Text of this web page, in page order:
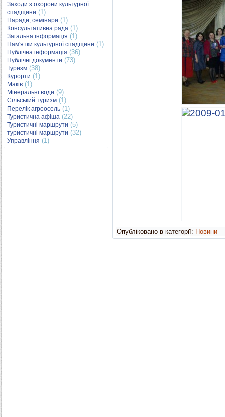
Заходи з охорони культурної
спадщини (1)
Наради, семінари (1)
Консультативна рада (1)
Загальна інформація (1)
Пам'ятки культурної спадщини (1)
Публічна інформація (36)
Публічні документи (73)
Туризм (38)
Курорти (1)
Маків (1)
Мінеральні води (9)
Сільський туризм (1)
Перелік агроосель (1)
Туристична афіша (22)
Туристичні маршрути (5)
туристичні маршрути (32)
Управління (1)
Опубліковано в категорії: Новини